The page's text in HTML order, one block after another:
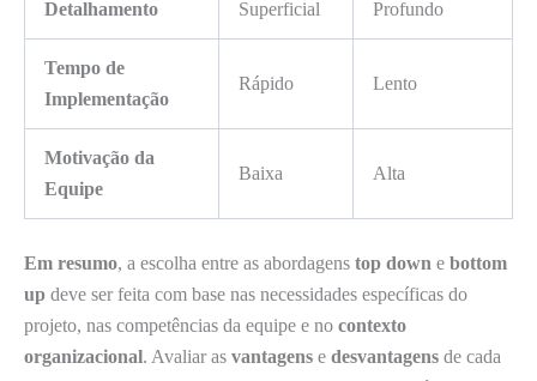
Detalhamento Superficial Profundo
Tempo de
Implementação
Rápido Lento
Motivação da
Equipe
Baixa Alta
Em resumo, a escolha entre as abordagens top down e bottom
up deve ser feita com base nas necessidades específicas do
projeto, nas competências da equipe e no contexto
organizacional. Avaliar as vantagens e desvantagens de cada